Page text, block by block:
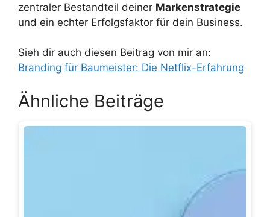
zentraler Bestandteil deiner Markenstrategie
und ein echter Erfolgsfaktor für dein Business.
Sieh dir auch diesen Beitrag von mir an:
Branding für Baumeister: Die Netflix-Erfahrung
Ähnliche Beiträge